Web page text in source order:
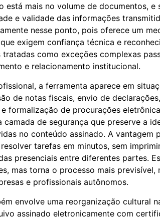
está mais no volume de documentos,
e validade das informações
nesse ponto, pois oferece um
exigem confiança técnica e
como exceções complexas
e relacionamento institucional.
a ferramenta aparece em
de notas fiscais, envio de
formalização de procurações
camada de segurança que preserve a
no conteúdo assinado. A vantagem
tarefas em minutos, sem
presenciais entre diferentes partes.
mas torna o processo mais
e profissionais autônomos.
envolve uma reorganização cultural
assinado eletronicamente com